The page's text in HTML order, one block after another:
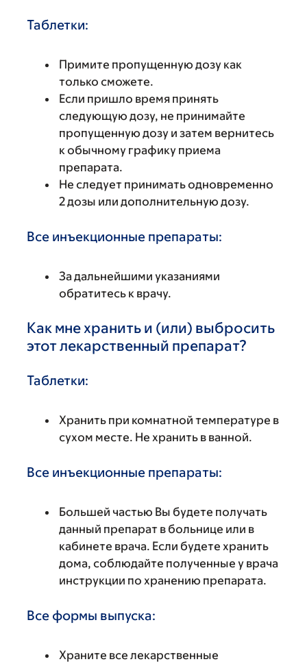
Таблетки:
Примите пропущенную дозу как
только сможете.
Если пришло время принять
следующую дозу, не принимайте
пропущенную дозу и затем вернитесь
к обычному графику приема
препарата.
Не следует принимать одновременно
2 дозы или дополнительную дозу.
Все инъекционные препараты:
За дальнейшими указаниями
обратитесь к врачу.
Как мне хранить и (или) выбросить
этот лекарственный препарат?
Таблетки:
Хранить при комнатной температуре в
сухом месте. Не хранить в ванной.
Все инъекционные препараты:
Большей частью Вы будете получать
данный препарат в больнице или в
кабинете врача. Если будете хранить
дома, соблюдайте полученные у врача
инструкции по хранению препарата.
Все формы выпуска:
Храните все лекарственные